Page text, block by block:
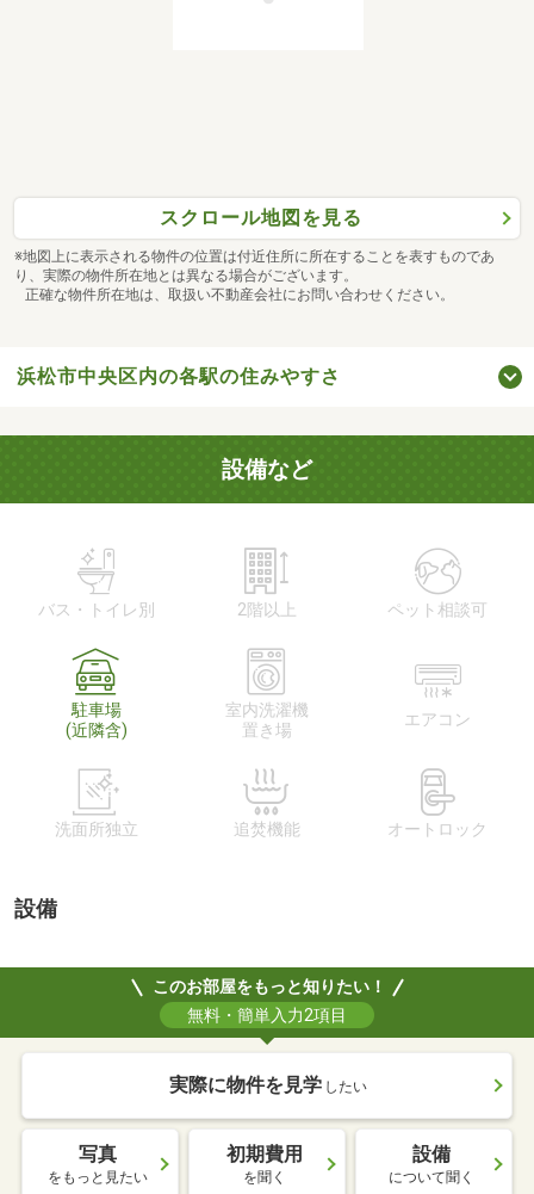
スクロール地図を見る
※地図上に表示される物件の位置は付近住所に所在することを表すものであ
り、実際の物件所在地とは異なる場合がございます。
正確な物件所在地は、取扱い不動産会社にお問い合わせください。
浜松市中央区内の各駅の住みやすさ
設備など
バス・トイレ別 2階以上 ペット相談可
駐車場
(近隣含)
室内洗濯機
置き場
エアコン
洗面所独立 追焚機能 オートロック
設備
このお部屋をもっと知りたい！
無料・簡単入力2項目
実際に物件を見学 したい
写真
をもっと見たい
初期費用
を聞く
設備
について聞く